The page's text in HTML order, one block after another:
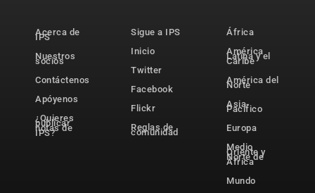
Acerca de
IPS
Nuestros
socios
Contáctenos
Apóyenos
¿Quieres
publicar
notas de
IPS?
Sigue a IPS
Inicio
Twitter
Facebook
Flickr
Reglas de
comunidad
África
América
Latina y el
Caribe
América del
Norte
Asia-
Pacífico
Europa
Medio
Oriente y
Norte de
África
Mundo